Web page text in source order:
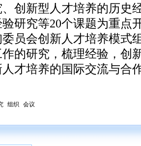
创新型人才培养的历史
研究等20个课题为重点
员会创新人才培养模式
的研究，梳理经验，创
才培养的国际交流与合
组织 会议